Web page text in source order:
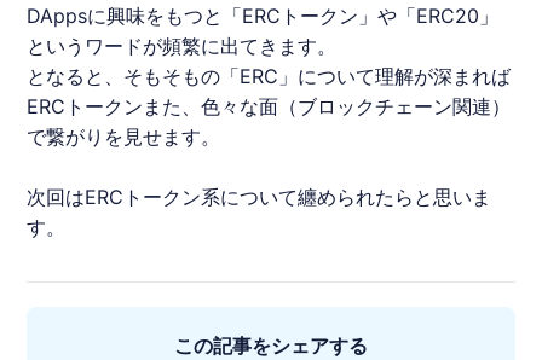
DAppsに興味をもつと「ERC トークン」や「ERC20」
というワードが頻繁に出てきます。
となると、そもそもの「ERC 」について理解が深まれば
ERC トークンまた、色々な面（ブロックチェーン関連）
で繋がりを見せます。
次回はERC トークン系について纏められたらと思いま
す。
この記事をシェアする